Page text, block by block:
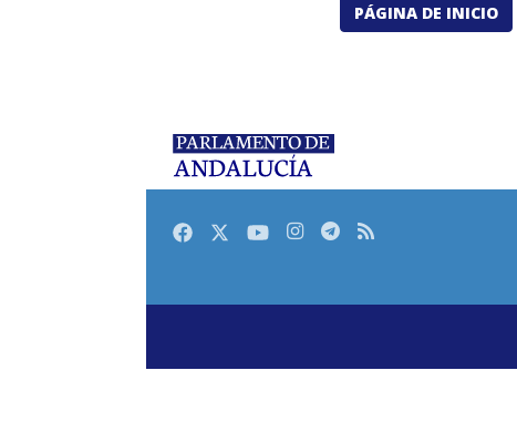
PÁGINA DE INICIO
FacebookTwitterYoutubeInstagram
Telegram
RSS